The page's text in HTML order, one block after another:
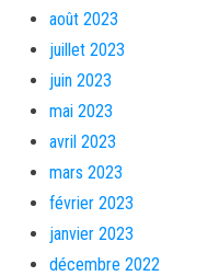
août 2023
juillet 2023
juin 2023
mai 2023
avril 2023
mars 2023
février 2023
janvier 2023
décembre 2022